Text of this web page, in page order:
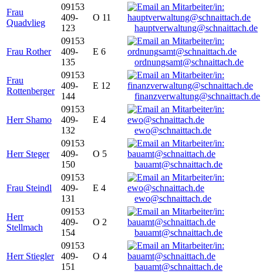
Frau
Quadvlieg
09153
409-
123
O 11
hauptverwaltung@schnaittach.de
Frau Rother
09153
409-
135
E 6
ordnungsamt@schnaittach.de
Frau
Rottenberger
09153
409-
144
E 12
finanzverwaltung@schnaittach.de
Herr Shamo
09153
409-
132
E 4
ewo@schnaittach.de
Herr Steger
09153
409-
150
O 5
bauamt@schnaittach.de
Frau Steindl
09153
409-
131
E 4
ewo@schnaittach.de
Herr
Stellmach
09153
409-
154
O 2
bauamt@schnaittach.de
Herr Stiegler
09153
409-
151
O 4
bauamt@schnaittach.de